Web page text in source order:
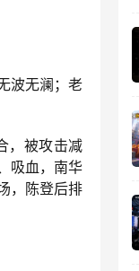
波无澜；老
，被攻击减
吸血，南华
，陈登后排